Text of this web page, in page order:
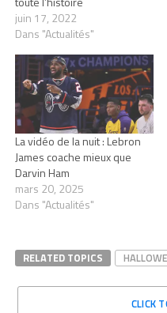
juin 17, 2022
Dans "Actualités"
La vidéo de la nuit : Lebron
James coache mieux que
Darvin Ham
mars 20, 2025
Dans "Actualités"
RELATED TOPICS
CLICK